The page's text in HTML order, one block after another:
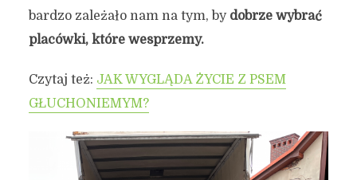
bardzo zależało nam na tym, by dobrze wybrać
placówki, które wesprzemy.
Czytaj też: JAK WYGLĄDA ŻYCIE Z PSEM
GŁUCHONIEMYM?